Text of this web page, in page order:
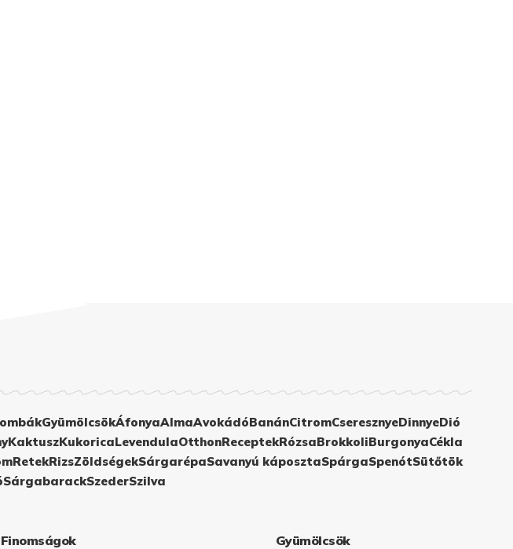
GyümölcsökÁfonyaAlmaAvokádóBanánCitromCseresznyeDinnyeDió
KaktuszKukoricaLevendulaOtthonReceptekRózsaBrokkoliBurgonyaCékla
RetekRizsZöldségekSárgarépaSavanyú káposztaSpárgaSpenótSütőtök
SárgabarackSzederSzilva
Finomságok Gyümölcsök